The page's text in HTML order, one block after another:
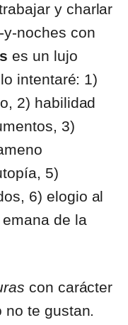
y charlar
noches con
es un lujo
intentaré: 1)
2) habilidad
3)
5)
6) elogio al
de la
con carácter
no te gustan.